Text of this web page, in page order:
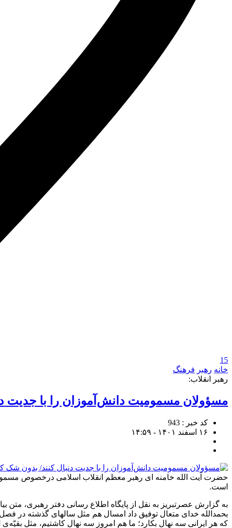
15
خانه رهبر فرهنگ
رهبر انقلاب:
مسؤولان مسمومیت دانش‌آموزان را با جدیت
کد خبر : 943
۱۶ اسفند ۱۴۰۱ - ۱۴:۵۹
حضرت آیت الله خامنه ای رهبر معظم انقلاب اسلامی درخصوص
است.
به گزارش عصرتبریز به نقل از پایگاه اطلاع رسانی دفتر رهبری،
بحمدالله خدای متعال توفیق داد امسال هم مثل سالهای گذشته در
که هر ایرانی سه نهال بکارد؛ ما هم امروز سه نهال کاشتیم، مثل